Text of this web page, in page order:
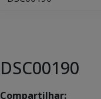
DSC00190
Compartilhar: